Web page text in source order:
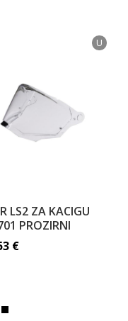
U
LS2 ZA KACIGU
PROZIRNI
€